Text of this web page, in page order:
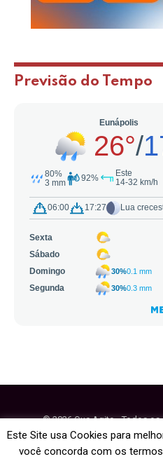
Previsão do Tempo
© 2026 Que Agito - Todos os
Este Site usa Cookies para
você concorda com os